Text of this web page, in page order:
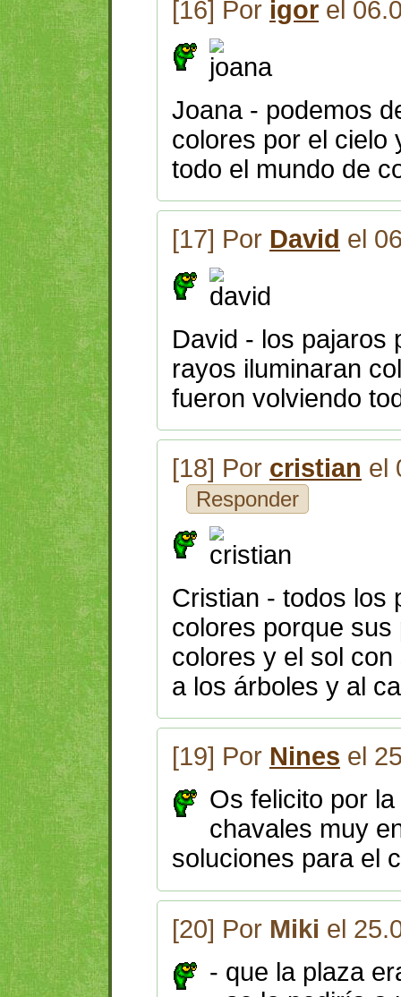
[16] Por igor el
Joana - podemos
colores por el cielo
todo el mundo de
[17] Por David el
David - los pajaros
rayos iluminaran
fueron volviendo
[18] Por cristian el
Responder
Cristian - todos los
colores porque
colores y el sol
a los árboles y al
[19] Por Nines el
Os felicito por
chavales muy
soluciones para el
[20] Por Miki el
- que la plaza